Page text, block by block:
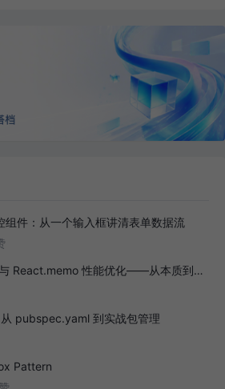
组件：从一个输入框讲清表单数据流
React 受控/非受控组件与 React.memo 性能优化——从本质到实战
pubspec.yaml 到实战包管理
Pattern